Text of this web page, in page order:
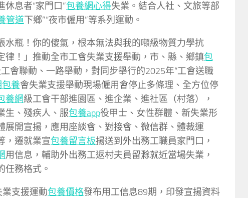
息者“家門口”包養網心得失業。結合人社、文旅等部
管道下鄉”“夜市僱用”等系列運動。
水瓶！你的傻氣，根本無法與我的噸級物質力學抗
律！」推動全市工會失業支援舉動，市、縣、鄉鎮包
會聯動、一路舉動，對同步舉行的2025年“工會送職
養會失業支援舉動現場僱用會停止多條理、全方位停
養網級工會干部進園區、進企業、進社區（村落），
生、殘疾人、服包養app役甲士、女性群體、新失業形
展開宣揚，應用座談會、對接會、微信群、體裁運
，遷就業宣包養留言板揚送到外出務工職員家門口，
用信息，輔助外出務工返村夫員留滁就近當場失業，
任務格式。
支援運動包養價格發布用工信息89期，印發宣揚資料